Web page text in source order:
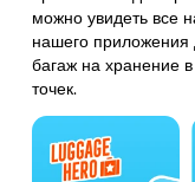
можно увидеть все
нашего приложения
багаж на хранение
точек.